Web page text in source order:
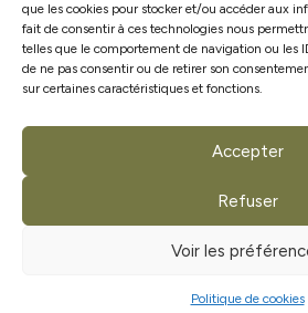
que les cookies pour stocker et/ou accéder aux
fait de consentir à ces technologies nous
telles que le comportement de navigation ou les
de ne pas consentir ou de retirer son
sur certaines caractéristiques et fonctions.
Accepter
Refuser
Voir les
Politique de cookies
Menuisier agenceur à La Boissière-de-
vos projets de menuiserie intérieure et
J'interviens dans tout le secteur
cuisines, dressings et agencements bois
Mes coordonnées
13 rue du Canada
85600 La Boissière-de-Montaigu